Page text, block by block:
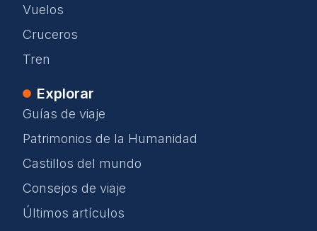
Vuelos
Cruceros
Tren
Explorar
Guías de viaje
Patrimonios de la Humanidad
Castillos del mundo
Consejos de viaje
Últimos artículos